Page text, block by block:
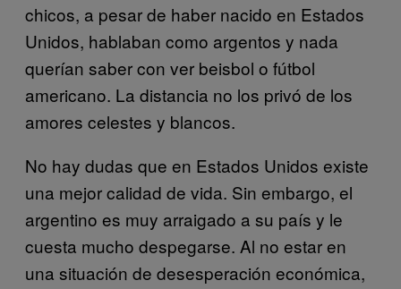
chicos, a pesar de haber nacido en Estados
Unidos, hablaban como argentos y nada
querían saber con ver beisbol o fútbol
americano. La distancia no los privó de los
amores celestes y blancos.
No hay dudas que en Estados Unidos existe
una mejor calidad de vida. Sin embargo, el
argentino es muy arraigado a su país y le
cuesta mucho despegarse. Al no estar en
una situación de desesperación económica,